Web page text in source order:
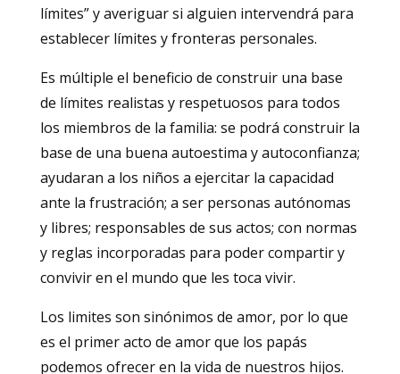
límites” y averiguar si alguien intervendrá para
establecer límites y fronteras personales.
Es múltiple el beneficio de construir una base
de límites realistas y respetuosos para todos
los miembros de la familia: se podrá construir la
base de una buena autoestima y autoconfianza;
ayudaran a los niños a ejercitar la capacidad
ante la frustración; a ser personas autónomas
y libres; responsables de sus actos; con normas
y reglas incorporadas para poder compartir y
convivir en el mundo que les toca vivir.
Los limites son sinónimos de amor, por lo que
es el primer acto de amor que los papás
podemos ofrecer en la vida de nuestros hijos.